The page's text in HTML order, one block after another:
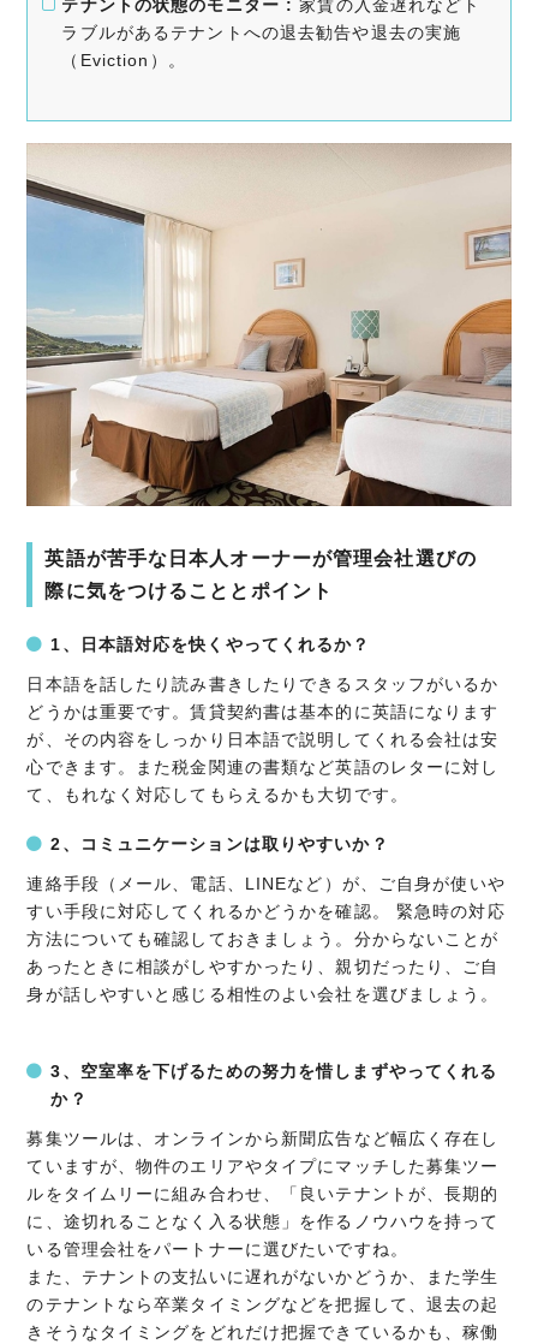
テナントの状態のモニター :家賃の入金遅れなどト
ラブルがあるテナントへの退去勧告や退去の実施
（Eviction）。
英語が苦手な日本人オーナーが管理会社選びの
際に気をつけることとポイント
1、日本語対応を快くやってくれるか？
日本語を話したり読み書きしたりできるスタッフがいるか
どうかは重要です。賃貸契約書は基本的に英語になります
が、その内容をしっかり日本語で説明してくれる会社は安
心できます。また税金関連の書類など英語のレターに対し
て、もれなく対応してもらえるかも大切です。
2、コミュニケーションは取りやすいか？
連絡手段（メール、電話、LINEなど）が、ご自身が使いや
すい手段に対応してくれるかどうかを確認。 緊急時の対応
方法についても確認しておきましょう。分からないことが
あったときに相談がしやすかったり、親切だったり、ご自
身が話しやすいと感じる相性のよい会社を選びましょう。
3、空室率を下げるための努力を惜しまずやってくれる
か？
募集ツールは、オンラインから新聞広告など幅広く存在し
ていますが、物件のエリアやタイプにマッチした募集ツー
ルをタイムリーに組み合わせ、「良いテナントが、長期的
に、途切れることなく入る状態」を作るノウハウを持って
いる管理会社をパートナーに選びたいですね。
また、テナントの支払いに遅れがないかどうか、また学生
のテナントなら卒業タイミングなどを把握して、退去の起
きそうなタイミングをどれだけ把握できているかも、稼働